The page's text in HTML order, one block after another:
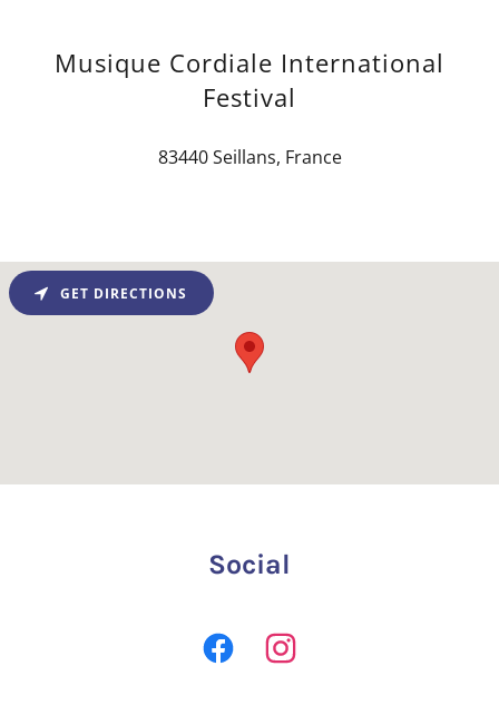
Musique Cordiale International
Festival
83440 Seillans, France
GET DIRECTIONS
Social